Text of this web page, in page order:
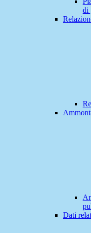
di
Dati